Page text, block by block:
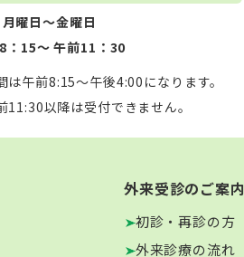
月曜日～金曜日
：15～ 午前11：30
午前8:15～午後4:00になります。
11:30以降は受付できません。
外来受診のご案内
初診・再診の方
外来診療の流れ